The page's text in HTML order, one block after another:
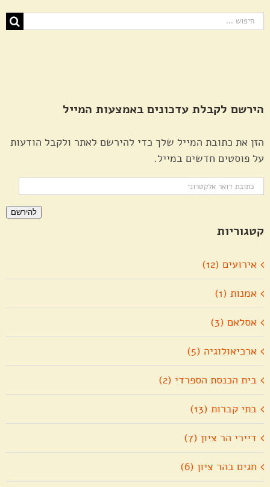
חיפוש...
הירשם לקבלת עדכונים באמצעות המייל
הזן את כתובת המייל שלך כדי להירשם לאתר ולקבל הודעות
על פוסטים חדשים במייל.
כתובת
להירשם
קטגוריות
אירועים (12)
אמנות (1)
אסלאם (3)
ארכיאולוגיה (5)
בית הכנסת הספרדי (2)
בתי קברות (13)
דיירי הר ציון (7)
חגים בהר ציון (6)